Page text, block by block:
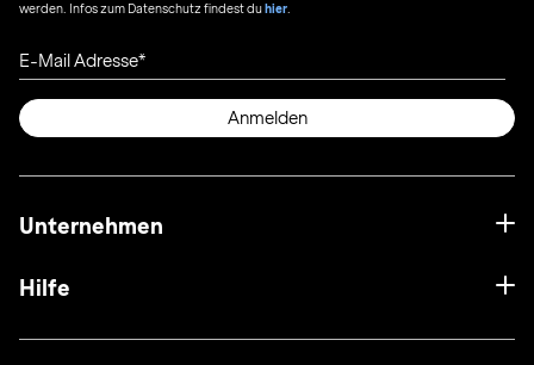
werden. Infos zum Datenschutz findest duhier
E-Mail Adresse
Anmelden
Unternehmen
Hilfe